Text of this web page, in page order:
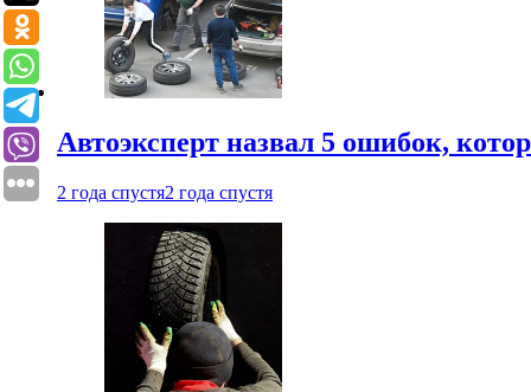
Автоэксперт назвал 5 ошибок,
2 года спустя2 года спустя